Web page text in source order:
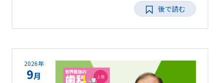
後で読む
2026年
9月